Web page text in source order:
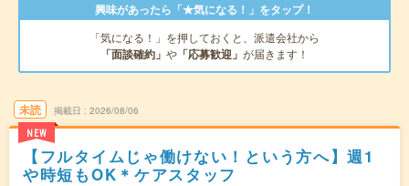
興味があったら「★気になる！」をタップ！
「気になる！」を押しておくと、派遣会社から
「面談確約」 や 「応募歓迎」 が届きます！
未読
NEW
掲載日 2026/08/06
【フルタイムじゃ働けない！という方へ】週1
や時短もOK＊ケアスタッフ